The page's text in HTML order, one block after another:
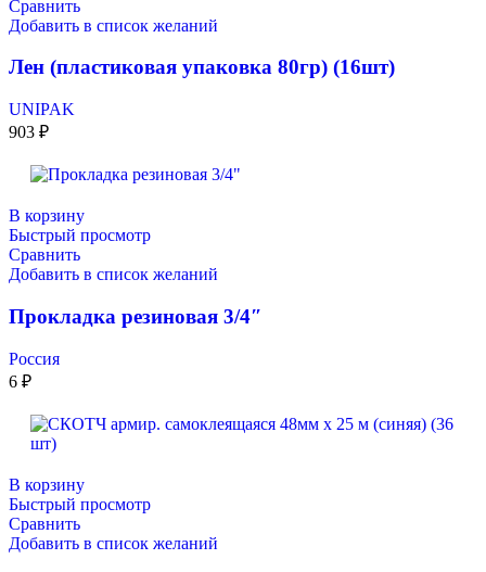
Сравнить
Добавить в список желаний
Лен (пластиковая упаковка 80гр) (16шт)
UNIPAK
903 ₽
В корзину
Быстрый просмотр
Сравнить
Добавить в список желаний
Прокладка резиновая 3/4″
Россия
6 ₽
В корзину
Быстрый просмотр
Сравнить
Добавить в список желаний